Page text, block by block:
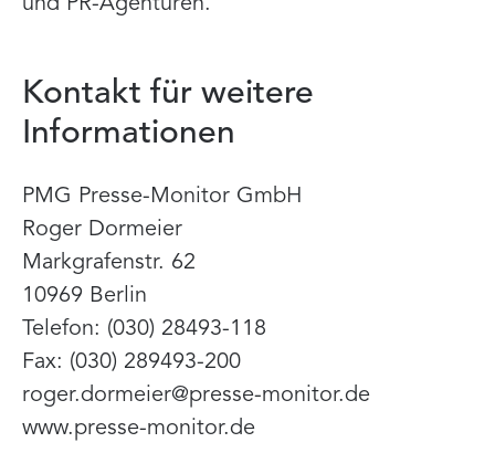
Kontakt für weitere
Informationen
PMG Presse-Monitor GmbH
Roger Dormeier
Markgrafenstr. 62
10969 Berlin
Telefon: (030) 28493-118
Fax: (030) 289493-200
roger.dormeier@presse-monitor.de
www.presse-monitor.de